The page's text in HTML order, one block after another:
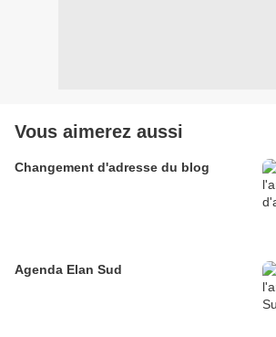
Vous aimerez aussi
Changement d'adresse du blog
Agenda Elan Sud